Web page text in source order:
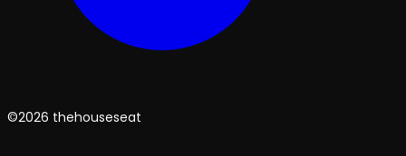
©2026 thehouseseat